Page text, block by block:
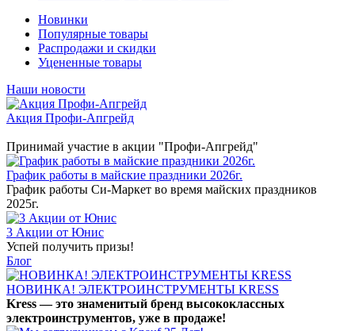
Новинки
Популярные товары
Распродажи и скидки
Уцененные товары
Наши новости
Акция Профи-Апгрейд
Принимай участие в акции "Профи-Апгрейд"
График работы в майские праздники 2026г.
График работы Си-Маркет во время майских праздников
2025г.
3 Акции от Юнис
Успей получить призы!
Блог
НОВИНКА! ЭЛЕКТРОИНСТРУМЕНТЫ KRESS
Kress — это знаменитый бренд высококлассных
электроинструментов, уже в продаже!